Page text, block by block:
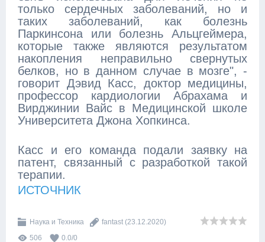
только сердечных заболеваний, но и
таких заболеваний, как болезнь
Паркинсона или болезнь Альцгеймера,
которые также являются результатом
накопления неправильно свернутых
белков, но в данном случае в мозге", -
говорит Дэвид Касс, доктор медицины,
профессор кардиологии Абрахама и
Вирджинии Вайс в Медицинской школе
Университета Джона Хопкинса.
Касс и его команда подали заявку на
патент, связанный с разработкой такой
терапии.
ИСТОЧНИК
Наука и Техника fantast (23.12.2020)
506
0.0/0